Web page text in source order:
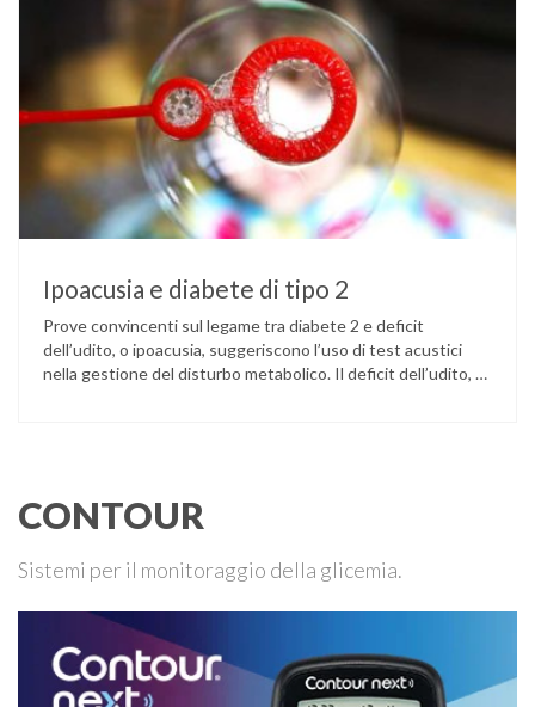
Ipoacusia e diabete di tipo 2
Prove convincenti sul legame tra diabete 2 e deficit
dell’udito, o ipoacusia, suggeriscono l’uso di test acustici
nella gestione del disturbo metabolico. Il deficit dell’udito, o
CONTOUR
Sistemi per il monitoraggio della glicemia.